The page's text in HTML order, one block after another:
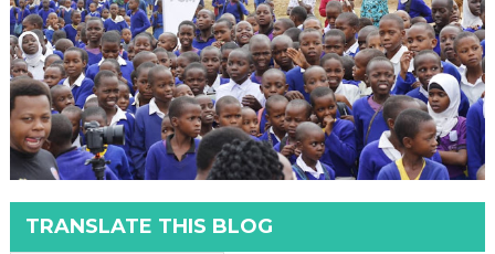
TRANSLATE THIS BLOG